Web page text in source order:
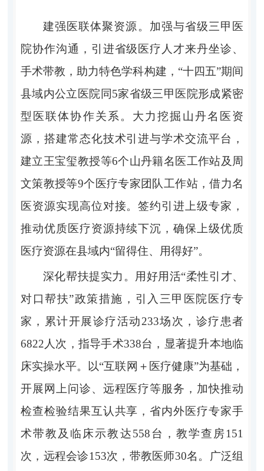
建强医联体聚资源。 加强与省级三甲医
院协作沟通，引进省级医疗人才来丹坐诊、
手术带教，助力特色学科构建， “十四五”期间
县域内公立医院同5家省级三甲医院形成紧密
型医联体协作关系。大力挖掘山丹名医资
源，搭建常态化技术引进与学术交流平台，
建立王宝玺教授等6个山丹籍名医工作站及周
文策教授等9个医疗专家团队工作站，借力名
医资源实现高位对接。签约引进上级专家，
推动优质医疗资源持续下沉，确保 上级优质
医疗资源在县域内“留得住、用得好”。
深化帮扶提实力。 用好用活“柔性引才、
对口帮扶”政策措施，引入三甲医院医疗专
家，累计开展诊疗活动233场次，诊疗患者
6822 人次，指导手术338台，显著提升本地临
床实操水平。以“互联网 ＋ 医疗健康”为基础，
开展网上问诊、远程医疗等服务，加快推动
检查检验结果互认共享，省内外医疗专家手
术带教及临床示教达558台，教学查房151
次，远程会诊153次，带教医师30名。广泛组